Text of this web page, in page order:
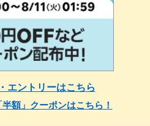
エントリーはこちら
額」クーポンはこちら！